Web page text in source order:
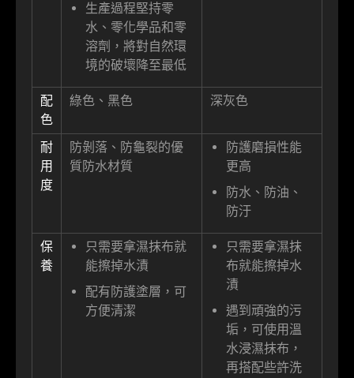
生產過程堅持零
水、零化學品和零
溶劑，將對自然環
境的破壞降至最低
配
色
綠色、黑色 深灰色
耐
用
度
防剝落、防龜裂的優
質防水材質
防護磨損性能
更高
防水、防油、
防汙
保
養
只需要拿濕抹布就
能擦掉水漬
配有防護塗層，可
方便清潔
只需要拿濕抹
布就能擦掉水
漬
遇到頑強的污
垢，可使用溫
水浸濕抹布，
再搭配些許洗